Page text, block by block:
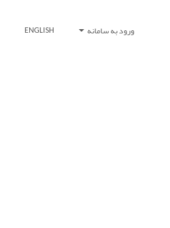
ورود به سامانه ENGLISH